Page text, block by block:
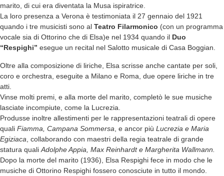
marito, di cui era diventata la Musa ispiratrice.
La loro presenza a Verona è testimoniata il 27 gennaio del 1921
quando i tre musicisti sono al Teatro Filarmonico (con un programma
vocale sia di Ottorino che di Elsa)e nel 1934 quando il Duo
“Respighi” esegue un recital nel Salotto musicale di Casa Boggian.
Oltre alla composizione di liriche, Elsa scrisse anche cantate per soli,
coro e orchestra, eseguite a Milano e Roma, due opere liriche in tre
atti.
Vinse molti premi, e alla morte del marito, completò le sue musiche
lasciate incompiute, come la Lucrezia.
Produsse inoltre allestimenti per le rappresentazioni teatrali di opere
quali Fiamma, Campana Sommersa , e ancor più Lucrezia e Maria
Egiziaca , collaborando con maestri della regia teatrale di grande
statura quali Adolphe Appia, Max Reinhardt e Margherita Wallmann.
Dopo la morte del marito (1936), Elsa Respighi fece in modo che le
musiche di Ottorino Respighi fossero conosciute in tutto il mondo.